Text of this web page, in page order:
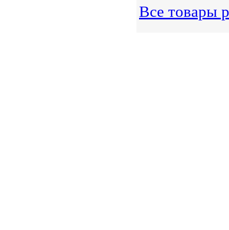
Все товары